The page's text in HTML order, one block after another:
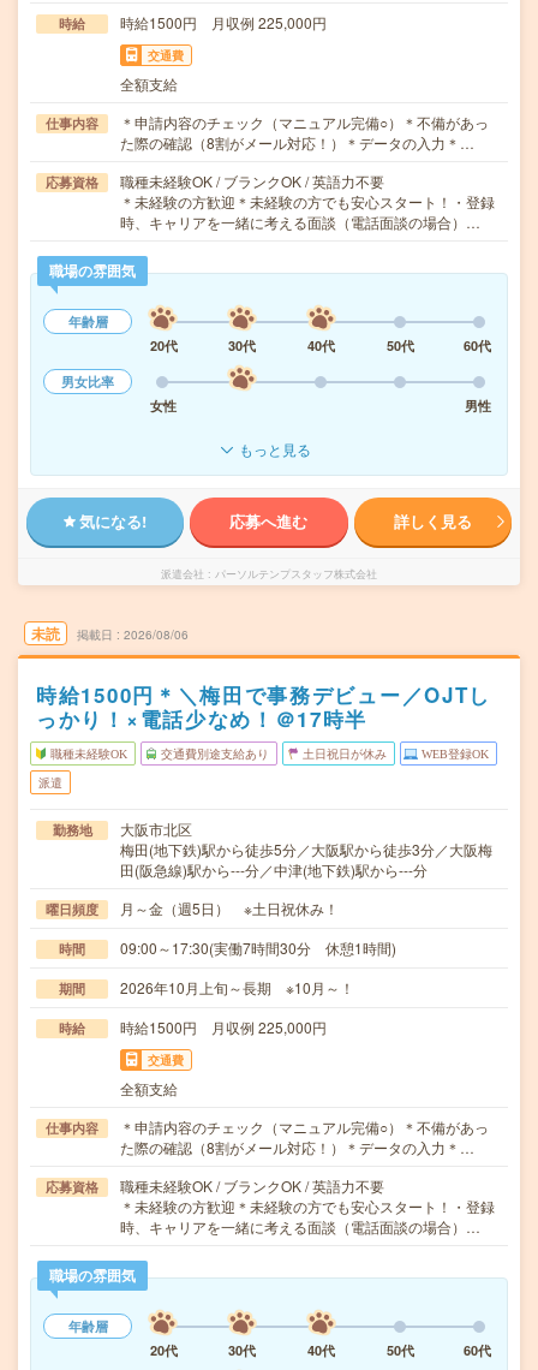
時給 時給1500円 月収例 225,000円
交通費
全額支給
仕事内容
＊申請内容のチェック（マニュアル完備○）＊不備があっ
た際の確認（8割がメール対応！）＊データの入力＊…
応募資格
職種未経験OK / ブランクOK / 英語力不要
＊未経験の方歓迎＊未経験の方でも安心スタート！・登録
時、キャリアを一緒に考える面談（電話面談の場合）…
職場の雰囲気
年齢層
20代
30代 40代 50代
60代
男女比率
女性
男性
もっと見る
気になる! 応募へ進む 詳しく見る
派遣会社 パーソルテンプスタッフ株式会社
未読 掲載日 2026/08/06
時給1500円＊＼梅田で事務デビュー／OJTし
っかり！×電話少なめ！＠17時半
職種未経験OK 交通費別途支給あり 土日祝日が休み WEB登録OK
派遣
勤務地
大阪市北区
梅田(地下鉄)駅から徒歩5分／大阪駅から徒歩3分／大阪梅
田(阪急線)駅から---分／中津(地下鉄)駅から---分
曜日頻度 月～金（週5日） ※土日祝休み！
時間 09:00～17:30(実働7時間30分 休憩1時間)
期間 2026年10月上旬～長期 ※10月～！
時給 時給1500円 月収例 225,000円
交通費
全額支給
仕事内容
＊申請内容のチェック（マニュアル完備○）＊不備があっ
た際の確認（8割がメール対応！）＊データの入力＊…
応募資格
職種未経験OK / ブランクOK / 英語力不要
＊未経験の方歓迎＊未経験の方でも安心スタート！・登録
時、キャリアを一緒に考える面談（電話面談の場合）…
職場の雰囲気
年齢層
20代
30代 40代 50代
60代